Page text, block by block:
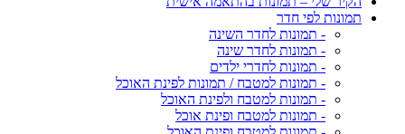
תמונות לפי חדר
- תמונות לחדר השינה
- תמונות לחדר שינה
- תמונות לחדרי ילדים
- תמונות למטבח / תמונות לפינת האוכל
- תמונות למטבח ולפינת האוכל
- תמונות למטבח ופינת אוכל